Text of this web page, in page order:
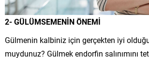
2- GÜLÜMSEMENİN ÖNEMİ
Gülmenin kalbiniz için gerçekten iyi
muydunuz? Gülmek endorfin salınımını